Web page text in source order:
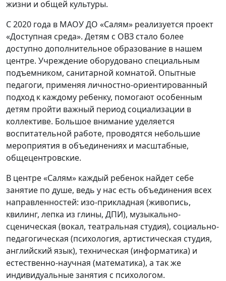
жизни и общей культуры.
С 2020 года в МАОУ ДО «Салям» реализуется проект
«Доступная среда». Детям с ОВЗ стало более
доступно дополнительное образование в нашем
центре. Учреждение оборудовано специальным
подъемником, санитарной комнатой. Опытные
педагоги, применяя личностно-ориентированный
подход к каждому ребенку, помогают особенным
детям пройти важный период социализации в
коллективе. Большое внимание уделяется
воспитательной работе, проводятся небольшие
мероприятия в объединениях и масштабные,
общецентровские.
В центре «Салям» каждый ребенок найдет себе
занятие по душе, ведь у нас есть объединения всех
направленностей: изо-прикладная (живопись,
квилинг, лепка из глины, ДПИ), музыкально-
сценическая (вокал, театральная студия), социально-
педагогическая (психология, артистическая студия,
английский язык), техническая (информатика) и
естественно-научная (математика), а так же
индивидуальные занятия с психологом.